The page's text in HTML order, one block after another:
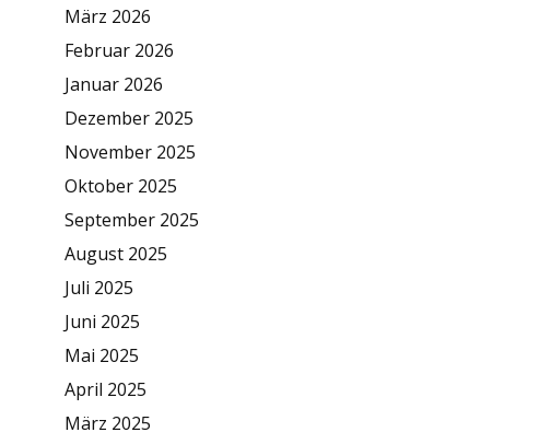
März 2026
Februar 2026
Januar 2026
Dezember 2025
November 2025
Oktober 2025
September 2025
August 2025
Juli 2025
Juni 2025
Mai 2025
April 2025
März 2025